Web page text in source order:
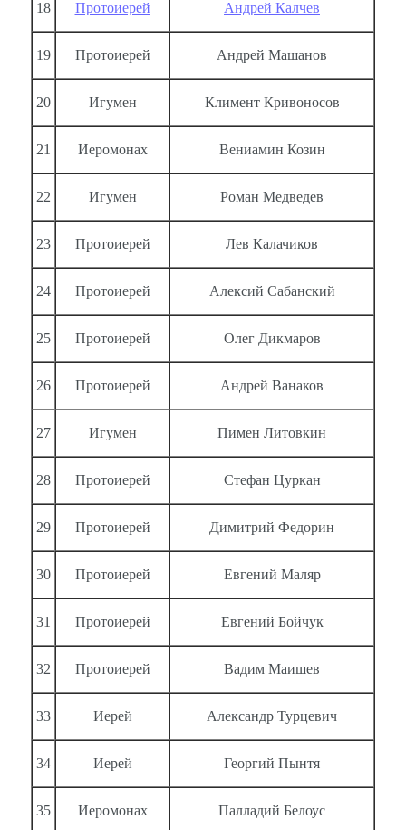
18 Протоиерей Андрей Калчев
19 Протоиерей Андрей Машанов
20 Игумен Климент Кривоносов
21 Иеромонах Вениамин Козин
22 Игумен Роман Медведев
23 Протоиерей Лев Калачиков
24 Протоиерей Алексий Сабанский
25 Протоиерей Олег Дикмаров
26 Протоиерей Андрей Ванаков
27 Игумен Пимен Литовкин
28 Протоиерей Стефан Цуркан
29 Протоиерей Димитрий Федорин
30 Протоиерей Евгений Маляр
31 Протоиерей Евгений Бойчук
32 Протоиерей Вадим Маишев
33 Иерей Александр Турцевич
34 Иерей Георгий Пынтя
35 Иеромонах Палладий Белоус